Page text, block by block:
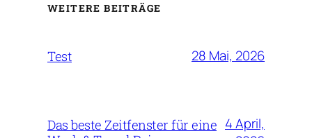
WEITERE BEITRÄGE
Test 28 Mai, 2026
Das beste Zeitfenster für eine 4 April,